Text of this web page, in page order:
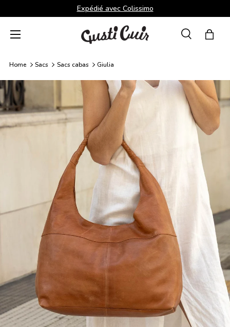
Aller au contenu
Expédié avec Colissimo
Recherche
Menu
Home Sacs Sacs cabas Giulia